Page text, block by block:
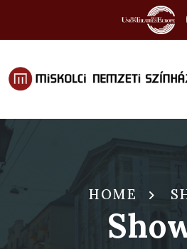
HOME